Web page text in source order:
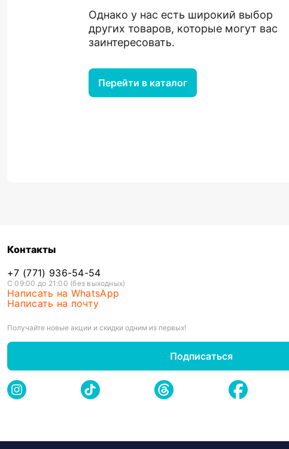
Однако у нас есть широкий выбор
других товаров, которые могут вас
заинтересовать.
Перейти в каталог
Контакты
+7 (771) 936-54-54
С 09:00 до 21:00 (без выходных)
Написать на WhatsApp
Написать на почту
Получайте новые акции и скидки одним из первых!
Подписаться